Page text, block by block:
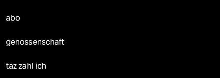
abo
genossenschaft
taz zahl ich